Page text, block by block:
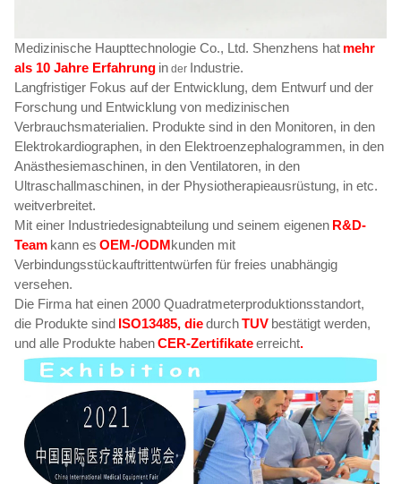
Medizinische Haupttechnologie Co., Ltd. Shenzhens hat mehr
als 10 Jahre Erfahrung in der Industrie.
Langfristiger Fokus auf der Entwicklung, dem Entwurf und der
Forschung und Entwicklung von medizinischen
Verbrauchsmaterialien. Produkte sind in den Monitoren, in den
Elektrokardiographen, in den Elektroenzephalogrammen, in den
Anästhesiemaschinen, in den Ventilatoren, in den
Ultraschallmaschinen, in der Physiotherapieausrüstung, in etc.
weitverbreitet.
Mit einer Industriedesignabteilung und seinem eigenen R&D-
Team kann es OEM-/ODM kunden mit
Verbindungsstückauftrittentwürfen für freies unabhängig
versehen.
Die Firma hat einen 2000 Quadratmeterproduktionsstandort,
die Produkte sind ISO13485, diedurchTUV bestätigt werden,
und alle Produkte habenCER-Zertifikateerreicht.